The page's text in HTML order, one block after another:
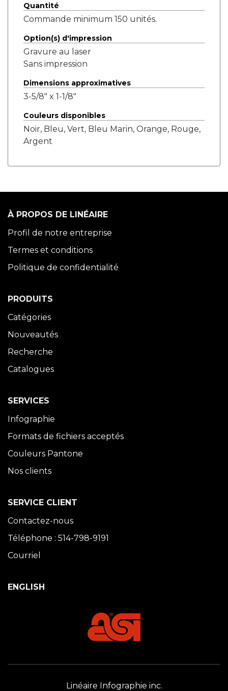
Quantité
Commande minimum 150 unités.
Option(s) d'impression
Gravure au laser
Sans impression
Dimensions approximatives
3-5/8" x 1-1/8"
Couleurs disponibles
Noir, Bleu, Vert, Bleu Marin, Orange, Rouge,
Argent
À PROPOS DE LINÉAIRE
Profil de notre entreprise
Termes et conditions
Politique de confidentialité
PRODUITS
Catégories
Nouveautés
Recherche
Catalogues
SERVICES
Infographie
Formats de fichiers acceptés
Couleurs Pantone
Nos clients
SERVICE CLIENT
Contactez-nous
Téléphone : 514-798-9191
Courriel
ENGLISH
Linéaire Infographie inc.